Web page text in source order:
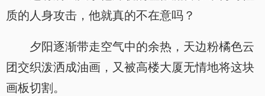
质的人身攻击，他就真的不在意吗？
夕阳逐渐带走空气中的余热，天边粉橘色云
团交织泼洒成油画，又被高楼大厦无情地将这块
画板切割。